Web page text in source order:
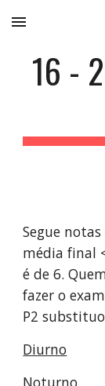
Skip to main
16 -
Segue
média final
é de 6.
fazer o
P2
Diurno
Noturno